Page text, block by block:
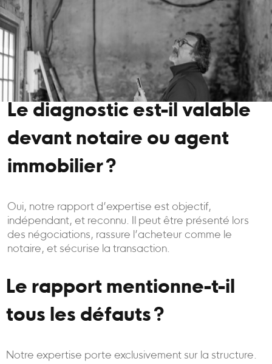
Le diagnostic est-il valable
devant notaire ou agent
immobilier ?
Oui, notre rapport d’expertise est objectif,
indépendant, et reconnu. Il peut être présenté lors
des négociations, rassure l’acheteur comme le
notaire, et sécurise la transaction.
Le rapport mentionne-t-il
tous les défauts ?
Notre expertise porte exclusivement sur la structure.